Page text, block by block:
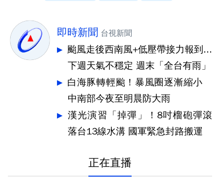
即時新聞 台視新聞
颱風走後西南風+低壓帶接力報到...
下週天氣不穩定 週末「全台有雨」
白海豚轉輕颱！暴風圈逐漸縮小
中南部今夜至明晨防大雨
漢光演習「掉彈」！8吋榴砲彈滾
落台13線水溝 國軍緊急封路搬運
正在直播